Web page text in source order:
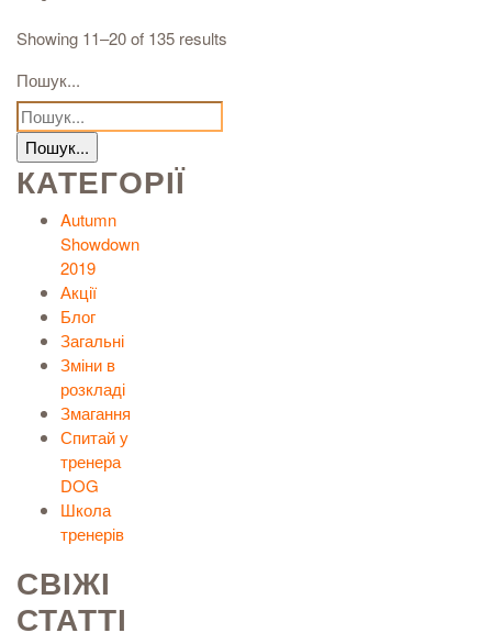
Showing 11–20 of 135 results
Пошук...
КАТЕГОРІЇ
Autumn
Showdown
2019
Акції
Блог
Загальні
Зміни в
розкладі
Змагання
Спитай у
тренера
DOG
Школа
тренерів
СВІЖІ
СТАТТІ